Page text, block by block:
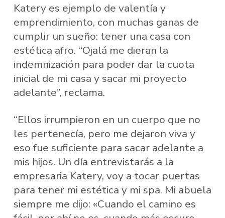
Katery es ejemplo de valentía y
emprendimiento, con muchas ganas de
cumplir un sueño: tener una casa con
estética afro. “Ojalá me dieran la
indemnización para poder dar la cuota
inicial de mi casa y sacar mi proyecto
adelante”, reclama.
“Ellos irrumpieron en un cuerpo que no
les pertenecía, pero me dejaron viva y
eso fue suficiente para sacar adelante a
mis hijos. Un día entrevistarás a la
empresaria Katery, voy a tocar puertas
para tener mi estética y mi spa. Mi abuela
siempre me dijo: «Cuando el camino es